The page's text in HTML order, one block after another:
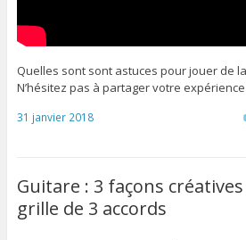
Quelles sont sont astuces pour jouer de
N’hésitez pas à partager votre
31 janvier 2018
Guitare : 3 façons
grille de 3 accords